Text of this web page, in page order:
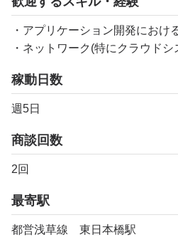
・アプリケーション開発におけ
・ネットワーク(特にクラウド
稼動日数
週5日
商談回数
2回
最寄駅
都営浅草線 東日本橋駅